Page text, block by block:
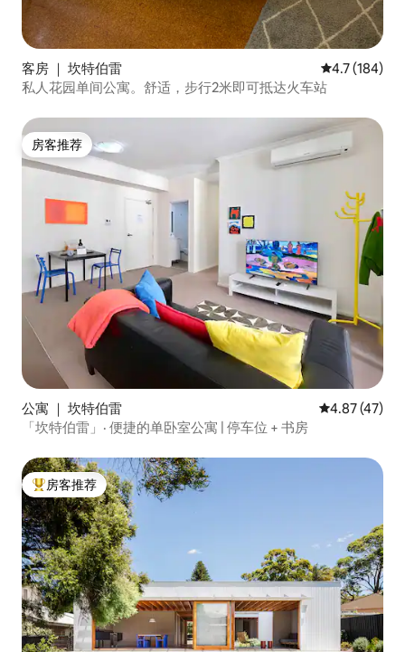
客房 ｜ 坎特伯雷 平均评分 4.7
4.7 (184)
私人花园单间公寓。舒适，步行2米即可抵达火车站
房客推荐
房客推荐
公寓 ｜ 坎特伯雷 平均评分
4.87 (47)
「坎特伯雷」· 便捷的单卧室公寓 | 停车位 + 书房
热门「房客推荐」
房客推荐